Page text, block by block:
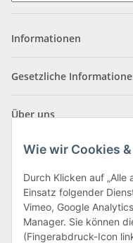
Informationen
Gesetzliche
Über uns
Klagenfurter Straße 29
9556 Liebenfels
Wie wir Cookies
Durch Klicken auf „Alle
Einsatz folgender
Vimeo, Google
Manager. Sie können
(Fingerabdruck-Icon